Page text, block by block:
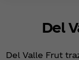
Del
Del Valle Frut